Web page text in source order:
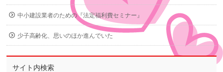
中小建設業者のための『法定福利費セミナー』
少子高齢化、思いのほか進んでいた
サイト内検索